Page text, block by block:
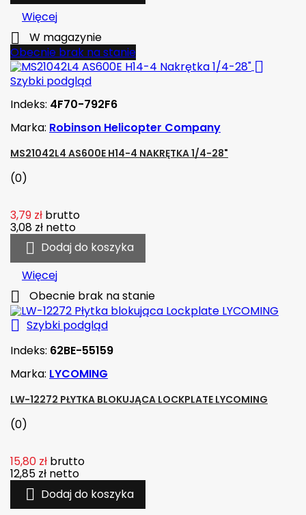
Więcej

W magazynie
Obecnie brak na stanie

Szybki podgląd
Indeks: 4F70-792F6
Marka: Robinson Helicopter Company
MS21042L4 AS600E H14-4 NAKRĘTKA 1/4-28"
(0)
3,79 zł brutto
3,08 zł netto
 Dodaj do koszyka
Więcej
 Obecnie brak na stanie
 Szybki podgląd
Indeks: 62BE-55159
Marka: LYCOMING
LW-12272 PŁYTKA BLOKUJĄCA LOCKPLATE LYCOMING
(0)
15,80 zł brutto
12,85 zł netto
 Dodaj do koszyka